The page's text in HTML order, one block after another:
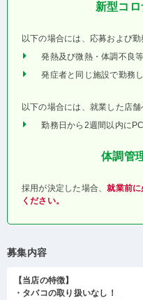
新型コ
以下の場合には、応募および
発熱及び微熱・体調不良
発症者と同じ施設で勤務
以下の場合には、就業した店舗
勤務日から2週間以内に
体調管
採用が決定した場合、就業前
ください。
募集内容
【当店の特徴】
・タバコの取り扱いなし！